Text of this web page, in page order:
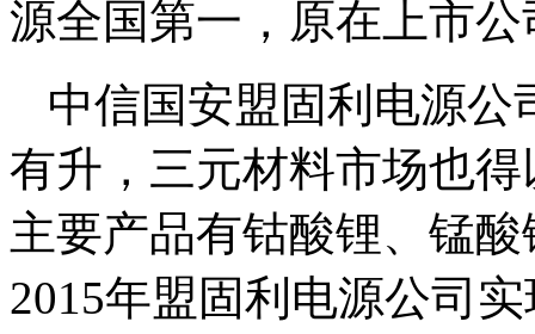
源全国第一，原在上市
中信国安盟固利电源
有升，三元材料市场也
主要产品有钴酸锂、锰
2015年盟固利电源公司